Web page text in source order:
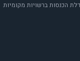
הכנסות ברשויות מקומיות